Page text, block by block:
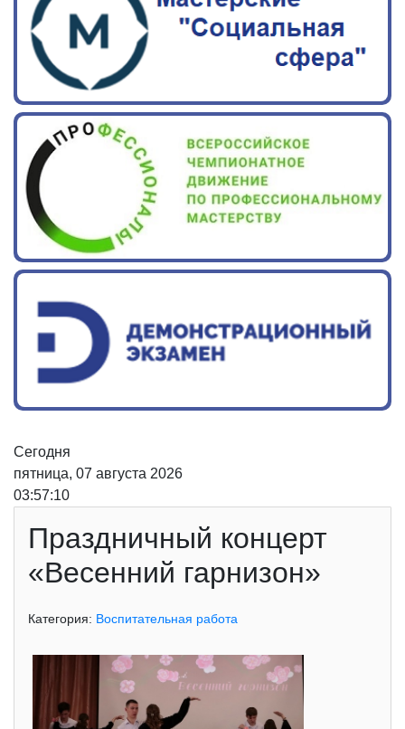
Сегодня
пятница, 07 августа 2026
03:57:10
Праздничный концерт
«Весенний гарнизон»
Категория: Воспитательная работа